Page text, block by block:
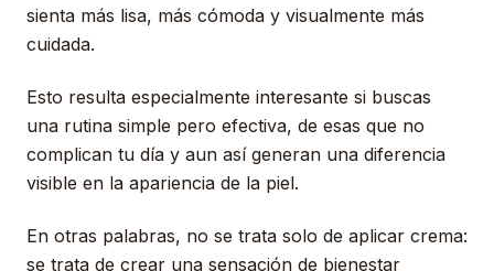
sienta más lisa, más cómoda y visualmente más
cuidada.
Esto resulta especialmente interesante si buscas
una rutina simple pero efectiva, de esas que no
complican tu día y aun así generan una diferencia
visible en la apariencia de la piel.
En otras palabras, no se trata solo de aplicar crema:
se trata de crear una sensación de bienestar